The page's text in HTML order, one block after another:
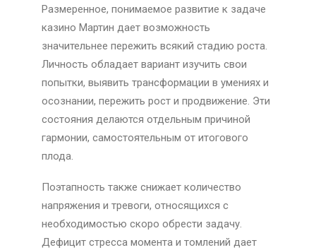
Размеренное, понимаемое развитие к задаче
казино Мартин дает возможность
значительнее пережить всякий стадию роста.
Личность обладает вариант изучить свои
попытки, выявить трансформации в умениях и
осознании, пережить рост и продвижение. Эти
состояния делаются отдельным причиной
гармонии, самостоятельным от итогового
плода.
Поэтапность также снижает количество
напряжения и тревоги, относящихся с
необходимостью скоро обрести задачу.
Дефицит стресса момента и томлений дает